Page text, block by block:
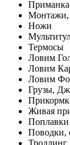
Монтажи,
Ножи
Термосы
Ловим
Ловим
Ловим
Грузы,
Живая
Поплавки
Поводки,
Троллинг